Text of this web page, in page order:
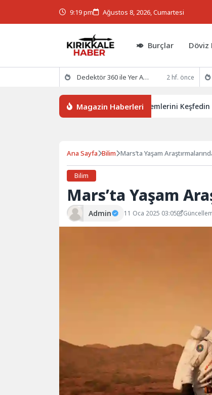
9:19 pm Ağustos 8, 2026, Cumartesi
Burçlar Döviz
Dedektör 360 ile Yer Altının Gizemlerini Keşfedin 2 hf. önce
Magazin Haberleri
Dedektör 360 ile Yer Altının Gizemlerini Keşfedin
Ana Sayfa Bilim Mars’ta Yaşam
Bilim
Mars’ta Yaşam
Admin 11 Oca 2025 03:05